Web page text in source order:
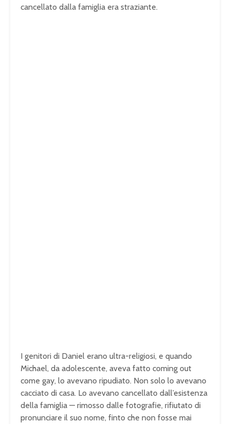
cancellato dalla famiglia era straziante.
I genitori di Daniel erano ultra-religiosi, e quando
Michael, da adolescente, aveva fatto coming out
come gay, lo avevano ripudiato. Non solo lo avevano
cacciato di casa. Lo avevano cancellato dall’esistenza
della famiglia — rimosso dalle fotografie, rifiutato di
pronunciare il suo nome, finto che non fosse mai